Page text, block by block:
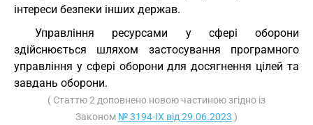
інтереси безпеки інших держав.
Управління ресурсами у сфері оборони
здійснюється шляхом застосування програмного
управління у сфері оборони для досягнення цілей та
завдань оборони.
( Статтю 2 доповнено новою частиною згідно із
Законом № 3194-IX від 29.06.2023 )